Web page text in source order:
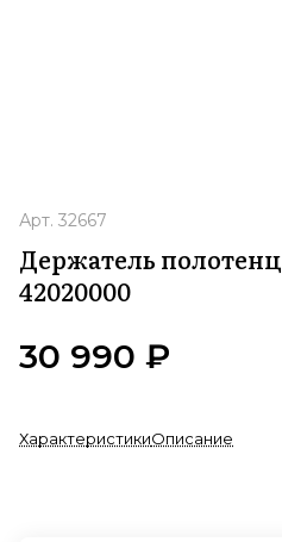
Арт. 32667
Держатель
42020000
30 990 ₽
ХарактеристикиОписание